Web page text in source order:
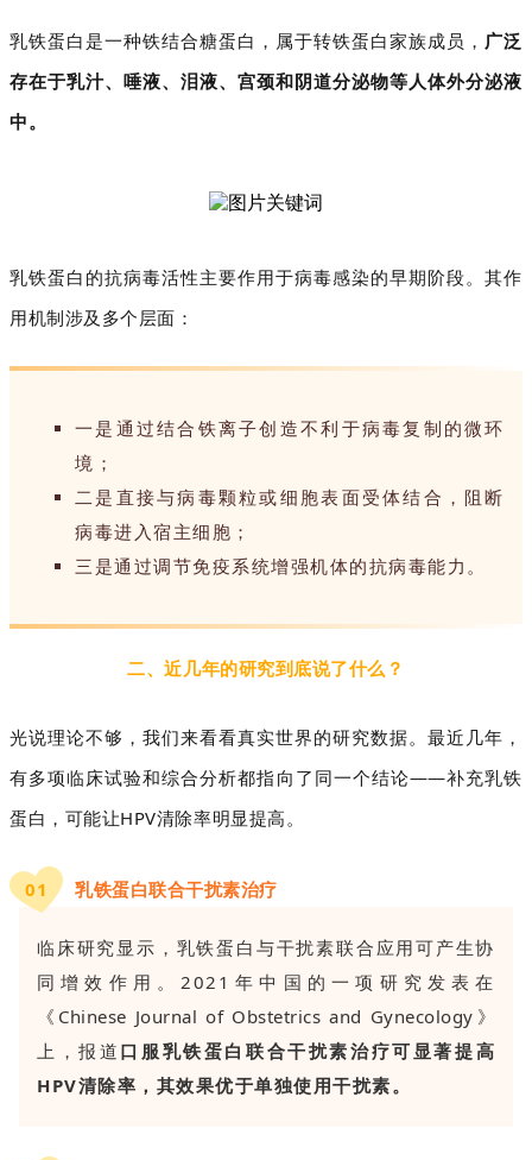
乳铁蛋白是一种铁结合糖蛋白，属于转铁蛋白家族成员， 广泛
存在于乳汁、唾液、泪液、宫颈和阴道分泌物等人体外分泌液
中。
乳铁蛋白的抗病毒活性主要作用于病毒感染的早期阶段。其作
用机制涉及多个层面：
一是通过结合铁离子创造不利于病毒复制的微环
境；
二是直接与病毒颗粒或细胞表面受体结合，阻断
病毒进入宿主细胞；
三是通过调节免疫系统增强机体的抗病毒能力。
二、近几年的研究到底说了什么？
光说理论不够，我们来看看真实世界的研究数据。最近几年，
有多项临床试验和综合分析都指向了同一个结论——补充乳铁
蛋白，可能让HPV清除率明显提高。
01 乳铁蛋白联合干扰素治疗
临床研究显示，乳铁蛋白与干扰素联合应用可产生协
同增效作用。2021年中国的一项研究发表在
《Chinese Journal of Obstetrics and Gynecology》
上，报道 口服乳铁蛋白联合干扰素治疗可显著提高
HPV清除率，其效果优于单独使用干扰素。